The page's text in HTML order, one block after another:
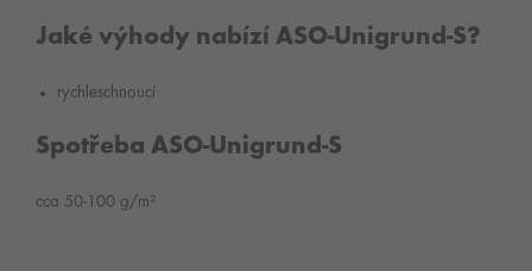
Jaké výhody nabízí ASO-Unigrund-S?
rychleschnoucí
Spotřeba ASO-Unigrund-S
cca 50-100 g/m²